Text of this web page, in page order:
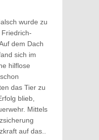
wurde zu
dem Dach
sich im
hilflose
das Tier zu
blieb,
Mittels
auf das..